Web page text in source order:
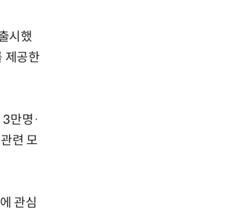
시했
제공한
만명·
련 모
관심